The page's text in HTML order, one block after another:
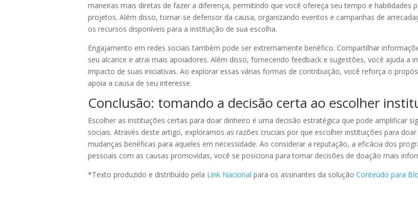
maneiras mais diretas de fazer a diferença, permitindo que você ofereça seu tempo e habilidades
projetos. Além disso, tornar-se defensor da causa, organizando eventos e campanhas de
os recursos disponíveis para a instituição de sua escolha.
Engajamento em redes sociais também pode ser extremamente benéfico. Compartilhar
seu alcance e atrai mais apoiadores. Além disso, fornecendo feedback e sugestões, você ajuda a
impacto de suas iniciativas. Ao explorar essas várias formas de contribuição, você reforça o
apoia a causa de seu interesse.
Conclusão: tomando a decisão certa ao escolher
Escolher as instituições certas para doar dinheiro é uma decisão estratégica que pode amplificar
sociais. Através deste artigo, exploramos as razões cruciais por que escolher instituições para
mudanças benéficas para aqueles em necessidade. Ao considerar a reputação, a eficácia dos
pessoais com as causas promovidas, você se posiciona para tomar decisões de doação mais
*Texto produzido e distribuído pela Link Nacional para os assinantes da solução Conteúdo para